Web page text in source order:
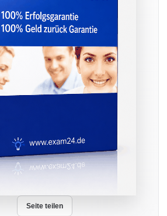
Seite teilen